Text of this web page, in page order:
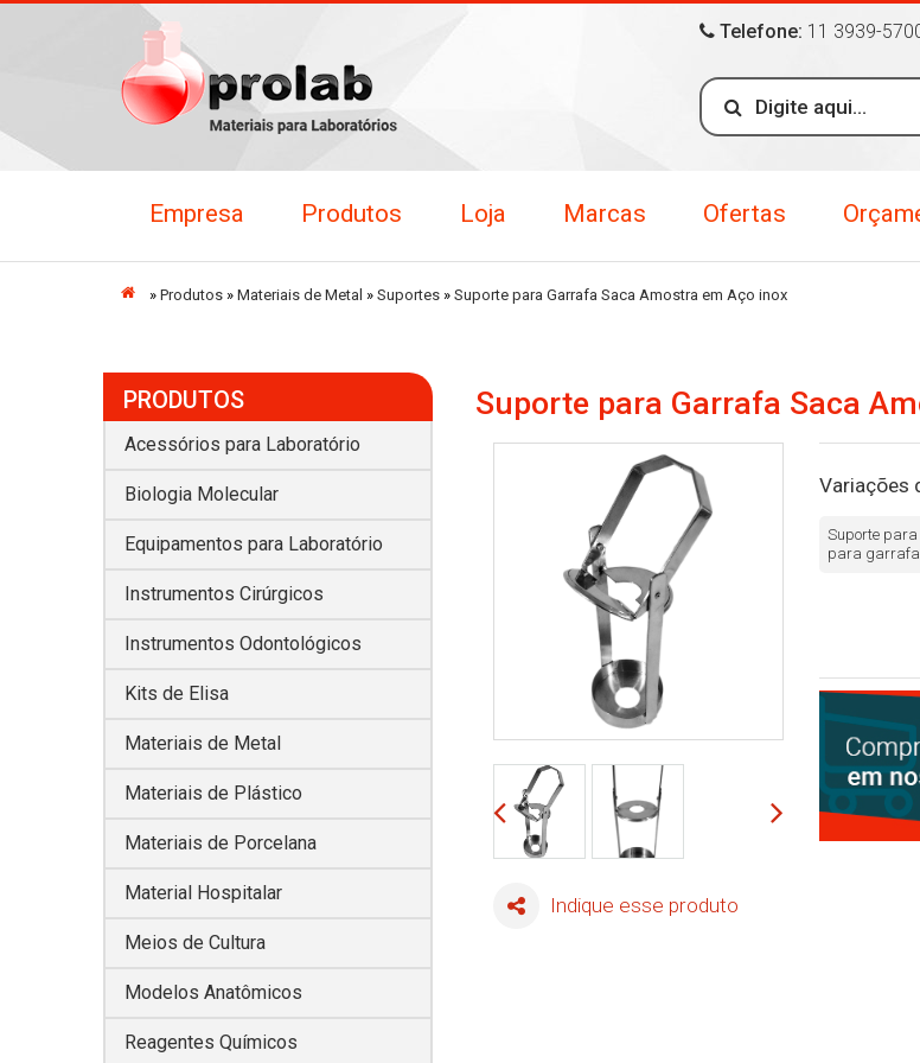
Telefone: 11 3939-
Empresa Produtos Loja Marcas Ofertas
Início
» Produtos » Materiais de Metal » Suportes » Suporte para Garrafa Saca Amostra em Aço inox
PRODUTOS
Acessórios para Laboratório
Biologia Molecular
Equipamentos para Laboratório
Instrumentos Cirúrgicos
Instrumentos Odontológicos
Kits de Elisa
Materiais de Metal
Materiais de Plástico
Materiais de Porcelana
Material Hospitalar
Meios de Cultura
Modelos Anatômicos
Reagentes Químicos
Suporte para Garrafa Saca
Indique esse produto
Variações
Suporte para
para garrafa